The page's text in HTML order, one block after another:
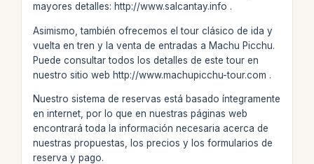
mayores detalles: http://www.salcantay.info .
Asimismo, también ofrecemos el tour clásico de ida y
vuelta en tren y la venta de entradas a Machu Picchu.
Puede consultar todos los detalles de este tour en
nuestro sitio web http://www.machupicchu-tour.com .
Nuestro sistema de reservas está basado íntegramente
en internet, por lo que en nuestras páginas web
encontrará toda la información necesaria acerca de
nuestras propuestas, los precios y los formularios de
reserva y pago.